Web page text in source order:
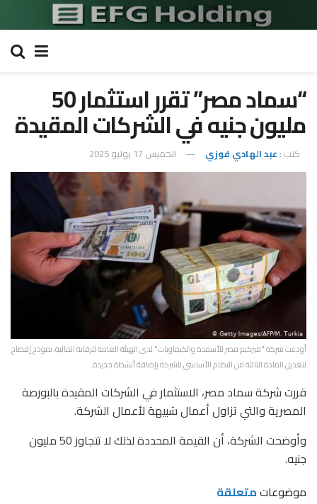
“سماد مصر” تقرر استثمار 50
مليون جنيه في الشركات المقيدة
كتب : عبد الهادي فوزي الخميس 17 يوليو 2025
أودعت شركة "فيركيم مصر للأسمدة والكيماويات" لدى الهيئة العامة للرقابة المالية، نموذج إفصاح
لتعديل المادة الثالثة من النظام الأساسي للشركة بإضافة أنشطة جديدة.
قررت شركة سماد مصر، الاستثمار في الشركات المقيدة بالبورصة
المصرية والتي تزاول أعمال شبيهة لأعمال الشركة.
وأوضحت الشركة، أن القيمة المحددة لذلك لا تتجاوز 50 مليون
جنيه.
موضوعاتمتعلقة